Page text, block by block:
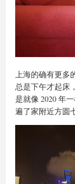
上海的确有更
总是下午才起床
是就像 2020 年
遍了家附近方圆